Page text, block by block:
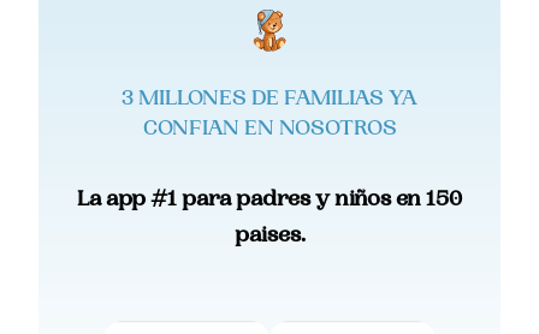
3 MILLONES DE FAMILIAS YA
CONFIAN EN NOSOTROS
La app #1 para padres y niños en 150
paises.